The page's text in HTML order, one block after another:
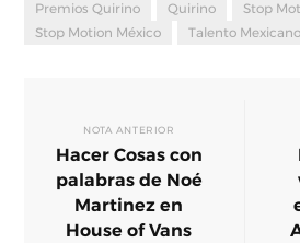
Premios Quirino
Quirino
Stop
Stop Motion México
Talento Mexicano
NOTA ANTERIOR
Hacer Cosas con
palabras de Noé
Martinez en
House of Vans